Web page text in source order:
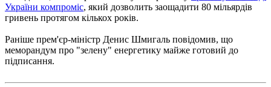
України компроміс, який дозволить заощадити 80 мільярдів
гривень протягом кількох років.
Раніше прем'єр-міністр Денис Шмигаль повідомив, що
меморандум про "зелену" енергетику майже готовий до
підписання.